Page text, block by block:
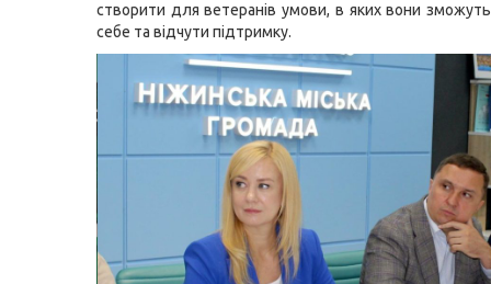
створити для ветеранів умови, в яких вони зможуть
себе та відчути підтримку.